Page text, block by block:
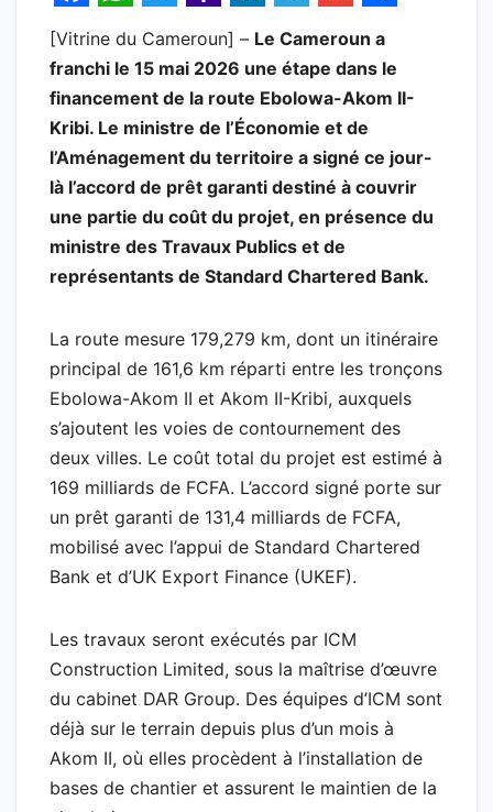
F
a
c
e
b
o
o
k
W
h
a
t
s
A
p
p
T
w
i
t
t
e
r
a
h
o
o
M
a
i
L
i
n
k
e
d
I
n
T
e
l
e
g
r
a
m
m
a
i
l
h
a
r
e
[Vitrine du Cameroun] – Le Cameroun a
franchi le 15 mai 2026 une étape dans le
financement de la route Ebolowa-Akom II-
Kribi. Le ministre de l’Économie et de
l’Aménagement du territoire a signé ce jour-
là l’accord de prêt garanti destiné à couvrir
une partie du coût du projet, en présence du
ministre des Travaux Publics et de
représentants de Standard Chartered Bank.
La route mesure 179,279 km, dont un itinéraire
principal de 161,6 km réparti entre les tronçons
Ebolowa-Akom II et Akom II-Kribi, auxquels
s’ajoutent les voies de contournement des
deux villes. Le coût total du projet est estimé à
169 milliards de FCFA. L’accord signé porte sur
un prêt garanti de 131,4 milliards de FCFA,
mobilisé avec l’appui de Standard Chartered
Bank et d’UK Export Finance (UKEF).
Les travaux seront exécutés par ICM
Construction Limited, sous la maîtrise d’œuvre
du cabinet DAR Group. Des équipes d’ICM sont
déjà sur le terrain depuis plus d’un mois à
Akom II, où elles procèdent à l’installation de
bases de chantier et assurent le maintien de la